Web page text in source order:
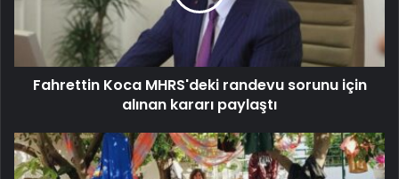
Fahrettin Koca MHRS'deki randevu sorunu için
alınan kararı paylaştı